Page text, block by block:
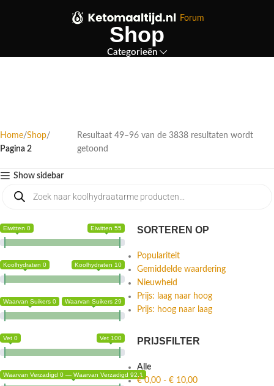
Forum
Shop
Categorieën
Home Shop
Pagina 2
Resultaat 49–96 van de 3838 resultaten wordt
getoond
Show sidebar
Eiwitten 0 Eiwitten 55
Koolhydraten 0 Koolhydraten 10
Waarvan Suikers 0 Waarvan Suikers 29
Vet 0 Vet 100
Waarvan Verzadigd 0 — Waarvan Verzadigd 92.1
SORTEREN OP
Populariteit
Gemiddelde waardering
Nieuwheid
Prijs: laag naar hoog
Prijs: hoog naar laag
PRIJSFILTER
Alle
€0,00 - € 10,00